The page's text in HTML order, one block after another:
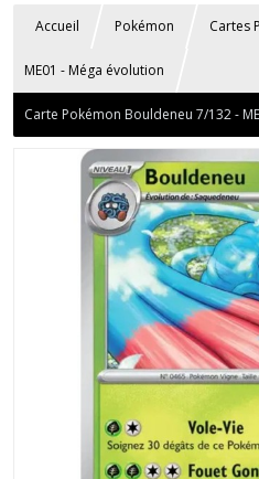
Accueil Pokémon Cartes
ME01 - Méga évolution
Carte Pokémon Bouldeneu 7/132 -